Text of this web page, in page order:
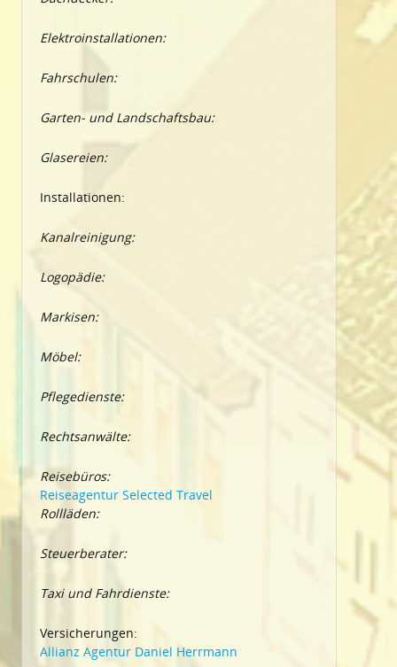
Elektroinstallationen:
Fahrschulen:
Garten- und Landschaftsbau:
Glasereien:
Installationen:
Kanalreinigung:
Logopädie:
Markisen:
Möbel:
Pflegedienste:
Rechtsanwälte:
Reisebüros:
Reiseagentur Selected Travel
Rollläden:
Steuerberater:
Taxi und Fahrdienste:
Versicherungen:
Allianz Agentur Daniel Herrmann